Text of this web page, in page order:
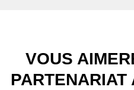
VOUS
PARTENARIAT